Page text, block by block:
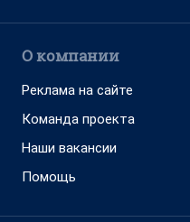
О компании
Реклама на сайте
Команда проекта
Наши вакансии
Помощь